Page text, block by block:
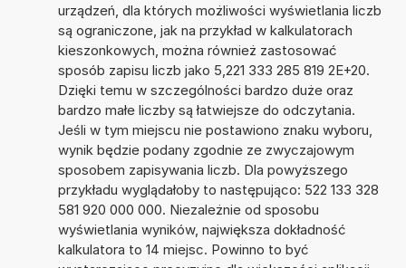
urządzeń, dla których możliwości wyświetlania liczb
są ograniczone, jak na przykład w kalkulatorach
kieszonkowych, można również zastosować
sposób zapisu liczb jako 5,221 333 285 819 2E+20.
Dzięki temu w szczególności bardzo duże oraz
bardzo małe liczby są łatwiejsze do odczytania.
Jeśli w tym miejscu nie postawiono znaku wyboru,
wynik będzie podany zgodnie ze zwyczajowym
sposobem zapisywania liczb. Dla powyższego
przykładu wyglądałoby to następująco: 522 133 328
581 920 000 000. Niezależnie od sposobu
wyświetlania wyników, największa dokładność
kalkulatora to 14 miejsc. Powinno to być